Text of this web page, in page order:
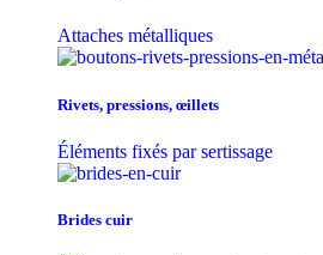
Attaches métalliques
Rivets, pressions, œillets
Éléments fixés par sertissage
Brides cuir